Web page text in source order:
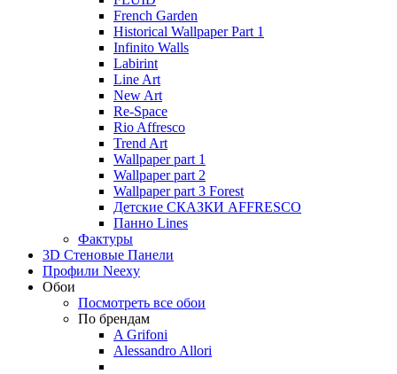
French Garden
Historical Wallpaper Part 1
Infinito Walls
Labirint
Line Art
New Art
Re-Space
Rio Affresco
Trend Art
Wallpaper part 1
Wallpaper part 2
Wallpaper part 3 Forest
Детские СКАЗКИ AFFRESCO
Панно Lines
Фактуры
3D Стеновые Панели
Профили Neexy
Обои
Посмотреть все обои
По брендам
A Grifoni
Alessandro Allori